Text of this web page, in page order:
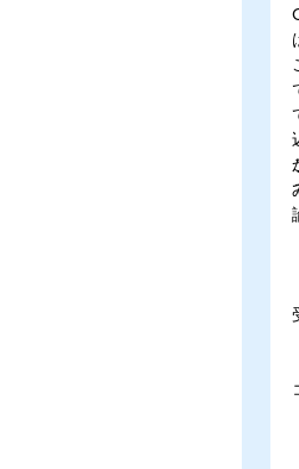
く解説します。参加者は